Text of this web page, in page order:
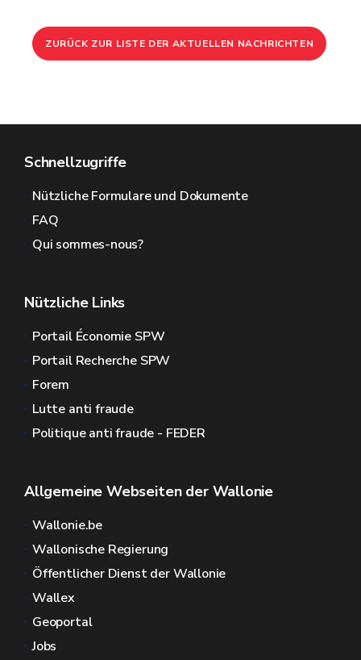
ZURÜCK ZUR LISTE DER AKTUELLEN NACHRICHTEN
Schnellzugriffe
Nützliche Formulare und Dokumente
FAQ
Qui sommes-nous?
Nützliche Links
Portail Économie SPW
Portail Recherche SPW
Forem
Lutte anti fraude
Politique anti fraude - FEDER
Allgemeine Webseiten der Wallonie
Wallonie.be
Wallonische Regierung
Öffentlicher Dienst der Wallonie
Wallex
Geoportal
Jobs